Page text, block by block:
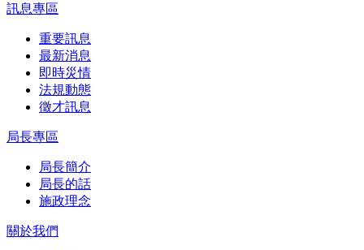
訊息專區
重要訊息
最新消息
即時災情
法規動態
徵才訊息
局長專區
局長簡介
局長的話
施政理念
關於我們